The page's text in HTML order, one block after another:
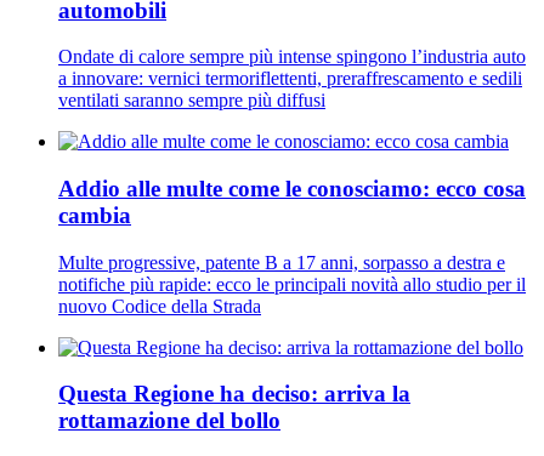
automobili
Ondate di calore sempre più intense spingono l’industria auto
a innovare: vernici termoriflettenti, preraffrescamento e sedili
ventilati saranno sempre più diffusi
Addio alle multe come le conosciamo: ecco cosa
cambia
Multe progressive, patente B a 17 anni, sorpasso a destra e
notifiche più rapide: ecco le principali novità allo studio per il
nuovo Codice della Strada
Questa Regione ha deciso: arriva la
rottamazione del bollo